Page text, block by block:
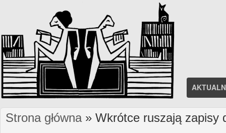
Jesteś tutaj
Strona główna» Wkrótce ruszają zapisy